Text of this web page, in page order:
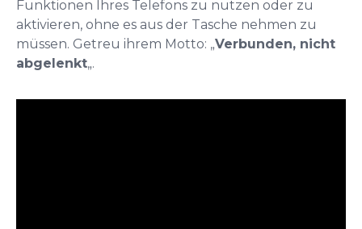
Funktionen Ihres Telefons zu nutzen oder zu
aktivieren, ohne es aus der Tasche nehmen zu
müssen. Getreu ihrem Motto: „Verbunden, nicht
abgelenkt„.